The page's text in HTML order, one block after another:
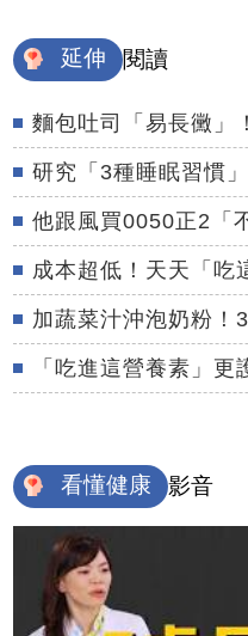
延伸 閱讀
麵包吐司「易長黴」
研究「3種睡眠習慣
他跟風買0050正2「
成本超低！天天「吃
加蔬菜汁沖泡奶粉！
「吃進這營養素」
看懂健康 影音